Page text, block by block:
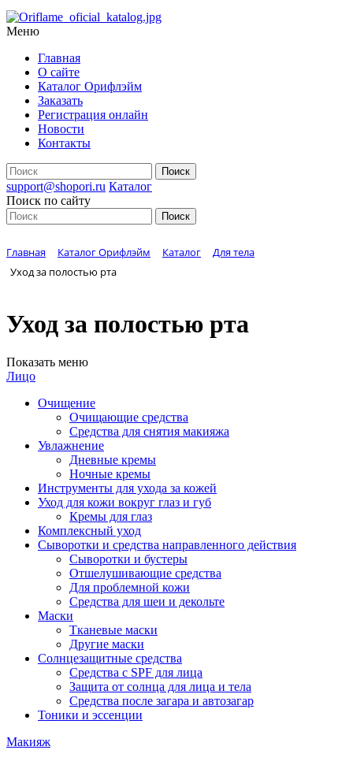
Меню
Главная
О сайте
Каталог Орифлэйм
Заказать
Регистрация онлайн
Новости
Контакты
support@shopori.ru Каталог
Поиск по сайту
Главная Каталог Орифлэйм Каталог
Для тела
Уход за полостью рта
Уход за полостью рта
Показать меню
Лицо
Очищение
Очищающие средства
Средства для снятия макияжа
Увлажнение
Дневные кремы
Ночные кремы
Инструменты для ухода за кожей
Уход для кожи вокруг глаз и губ
Кремы для глаз
Комплексный уход
Сыворотки и средства направленного действия
Сыворотки и бустеры
Отшелушивающие средства
Для проблемной кожи
Средства для шеи и декольте
Маски
Тканевые маски
Другие маски
Солнцезащитные средства
Средства с SPF для лица
Защита от солнца для лица и тела
Средства после загара и автозагар
Тоники и эссенции
Макияж